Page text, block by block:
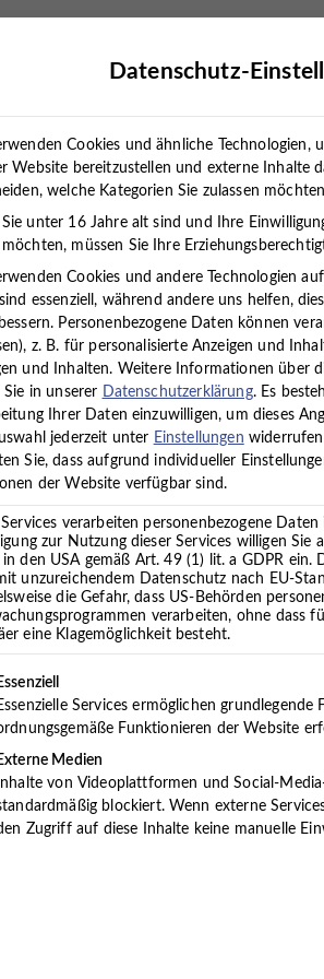
und
(m/w/d)
eine/nFacharzt/ärztin für Psychiatrie
im Elbe-Weser-Dreieck für
Psychotherapie, Neurologie,
ganzheitliches, biopsychosoziales,
sieht und behandelt. Wir wissen aus
in Cuxhaven, Oldenburg,
einem Dach gewähren wir eine
Teamsitzungen und ein
Behandlungskonzept, das
im ambulanten Bereich einzigartig ist.
und Engagement sowie eine
Datenschutz-
Cookies und ähnliche Technologien,
Website bereitzustellen und externe Inhalte
welche Kategorien Sie zulassen
unter 16 Jahre alt sind und Ihre
möchten, müssen Sie Ihre
Cookies und andere Technologien
essenziell, während andere uns helfen,
Personenbezogene Daten können
z. B. für personalisierte Anzeigen und
und Inhalten. Weitere Informationen über
in unserer Datenschutzerklärung. Es
Ihrer Daten einzuwilligen, um dieses
jederzeit unter Einstellungen
Sie, dass aufgrund individueller
der Website verfügbar sind.
Services verarbeiten personenbezogene
zur Nutzung dieser Services willigen Sie
in den USA gemäß Art. 49 (1) lit. a GDPR ein.
unzureichendem Datenschutz nach EU-
die Gefahr, dass US-Behörden
verarbeiten, ohne dass
eine Klagemöglichkeit besteht.
eine Liste der Service-Gruppen, für
Services ermöglichen
Funktionieren der Website
Medien
Inhalte von Videoplattformen und Social-
blockiert. Wenn externe
Zugriff auf diese Inhalte keine manuelle